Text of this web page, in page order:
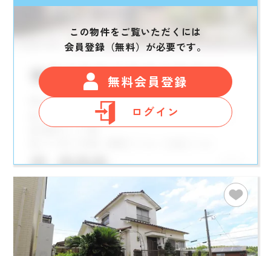
この物件をご覧いただくには
会員登録（無料）が必要です。
無料会員登録
ログイン